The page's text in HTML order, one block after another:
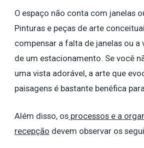
O espaço não conta com janelas
Pinturas e peças de arte
compensar a falta de janelas ou a
de um estacionamento. Se você
uma vista adorável, a arte que
paisagens é bastante benéfica
Além disso, os processos e a
recepção devem observar os